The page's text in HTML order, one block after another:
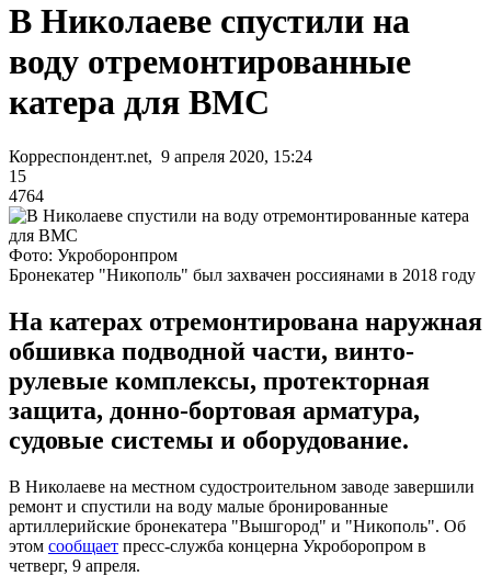
В Николаеве спустили на
воду отремонтированные
катера для ВМС
Корреспондент.net, 9 апреля 2020, 15:24
15
4764
Фото: Укроборонпром
Бронекатер "Никополь" был захвачен россиянами в 2018 году
На катерах отремонтирована наружная
обшивка подводной части, винто-
рулевые комплексы, протекторная
защита, донно-бортовая арматура,
судовые системы и оборудование.
В Николаеве на местном судостроительном заводе завершили
ремонт и спустили на воду малые бронированные
артиллерийские бронекатера "Вышгород" и "Никополь". Об
этом сообщает пресс-служба концерна Укроборопром в
четверг, 9 апреля.